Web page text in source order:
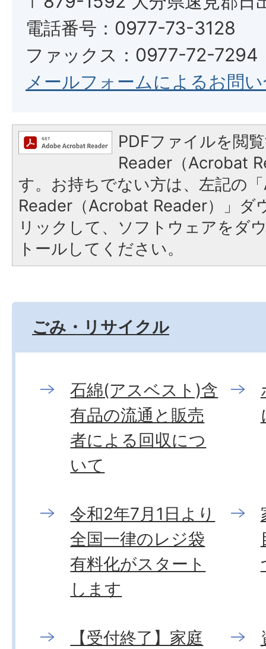
電話番号：0977-73-3128
ファックス：0977-72-7294
メールフォームによるお問
PDFファイルを閲
Reader（Acrobat
す。お持ちでない方は、左記の
Reader（Acrobat Reader）」ダ
リックして、ソフトウェアをダ
トールしてください。
ごみ・リサイクル
石綿(アスベスト)含
有品の流通と販売
者による回収につ
いて
令和2年7月1日より
全国一律のレジ袋
有料化がスタート
します
【受付終了】家庭